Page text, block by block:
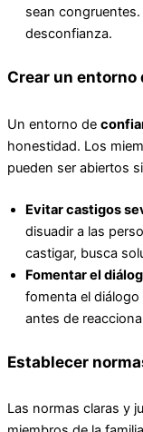
sean
desconfianza.
Crear un entorno
Un entorno de
honestidad. Los
pueden ser abiertos
Evitar castigos
disuadir a las
castigar, busca
Fomentar el
fomenta el
antes de
Establecer
Las normas claras y